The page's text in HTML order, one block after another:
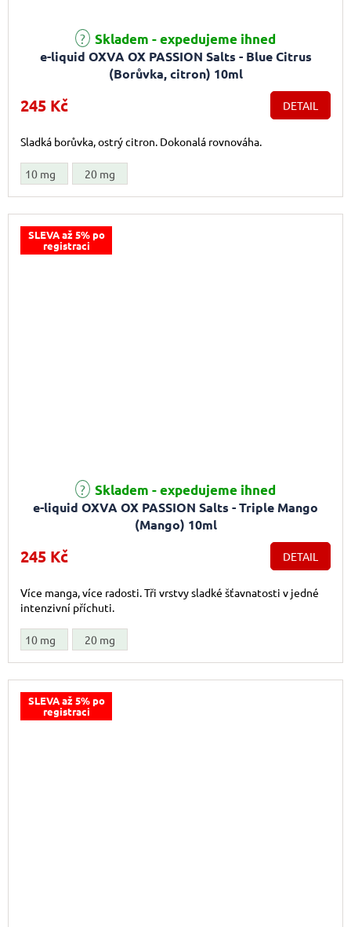
e-liquid OXVA OX PASSION Salts - Blue Citrus
(Borůvka, citron) 10ml
Průměrné hodnocení produktu je 5,0 z 5 hvězdiček.
Skladem - expedujeme ihned
245 Kč DETAIL
Sladká borůvka, ostrý citron. Dokonalá rovnováha.
10 mg 20 mg
SLEVA až 5% po
registraci
e-liquid OXVA OX PASSION Salts - Triple Mango
(Mango) 10ml
Průměrné hodnocení produktu je 5,0 z 5 hvězdiček.
Skladem - expedujeme ihned
245 Kč DETAIL
Více manga, více radosti. Tři vrstvy sladké šťavnatosti v jedné
intenzivní příchuti.
10 mg 20 mg
SLEVA až 5% po
registraci